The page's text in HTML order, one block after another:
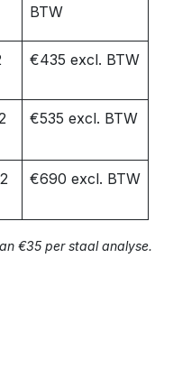
BTW
€435 excl. BTW
€535 excl. BTW
€690 excl. BTW
€35 per staal analyse.